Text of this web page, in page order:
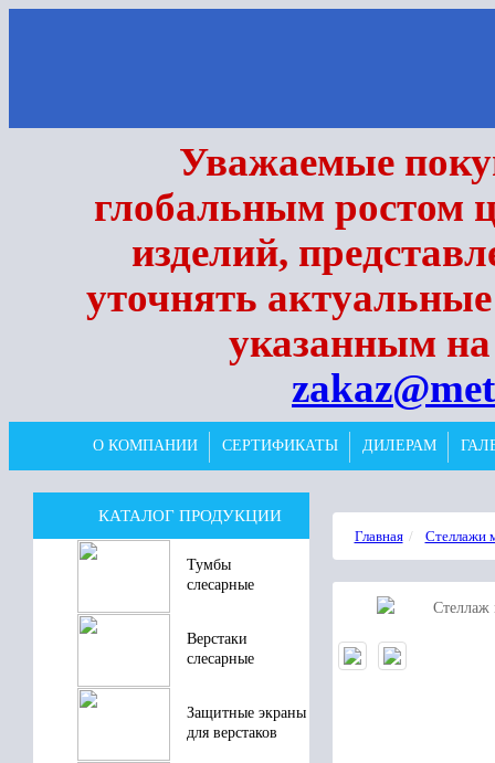
Уважаемые
глобальным ростом
изделий,
уточнять
указанным на
О КОМПАНИИ СЕРТИФИКАТЫ ДИЛЕРАМ
КАТАЛОГ ПРОДУКЦИИ
Тумбы
слесарные
Верстаки
слесарные
Защитные экраны
для верстаков
Главная Стеллажи